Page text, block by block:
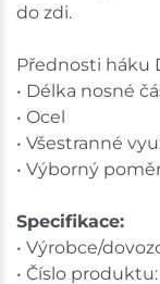
do zdi.
Přednosti háku
• Délka nosné
• Ocel
• Všestranné
• Výborný
Specifikace:
• Výrobce/
• Číslo produktu: